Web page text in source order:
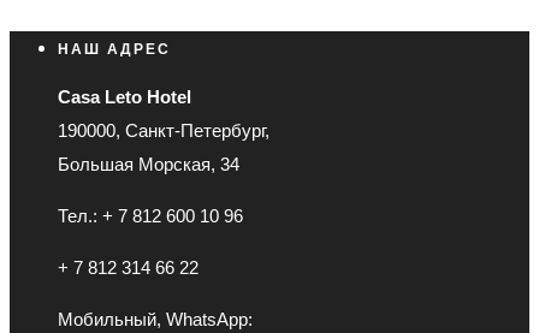
НАШ АДРЕС
Casa Leto Hotel
190000, Санкт-Петербург,
Большая Морская, 34
Тел.: + 7 812 600 10 96
+ 7 812 314 66 22
Мобильный, WhatsApp: